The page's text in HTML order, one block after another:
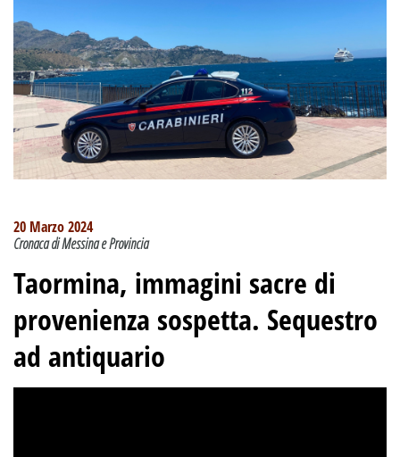
20 Marzo 2024
Cronaca di Messina e Provincia
Taormina, immagini sacre di
provenienza sospetta. Sequestro
ad antiquario